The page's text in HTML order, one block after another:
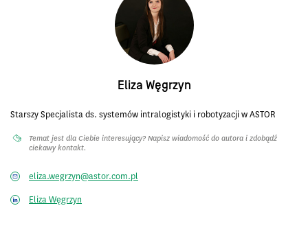
Eliza Węgrzyn
Starszy Specjalista ds. systemów intralogistyki i robotyzacji w ASTOR
Temat jest dla Ciebie interesujący? Napisz wiadomość do autora i zdobądź
ciekawy kontakt.
eliza.wegrzyn@astor.com.pl
Eliza Węgrzyn